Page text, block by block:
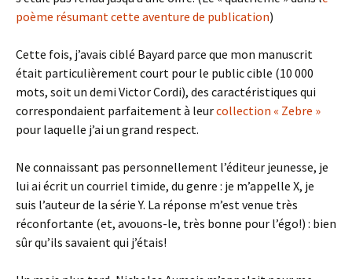
poème résumant cette aventure de publication)
Cette fois, j’avais ciblé Bayard parce que mon manuscrit
était particulièrement court pour le public cible (10 000
mots, soit un demi Victor Cordi), des caractéristiques qui
correspondaient parfaitement à leurcollection « Zebre »
pour laquelle j’ai un grand respect.
Ne connaissant pas personnellement l’éditeur jeunesse, je
lui ai écrit un courriel timide, du genre : je m’appelle X, je
suis l’auteur de la série Y. La réponse m’est venue très
réconfortante (et, avouons-le, très bonne pour l’égo!) : bien
sûr qu’ils savaient qui j’étais!